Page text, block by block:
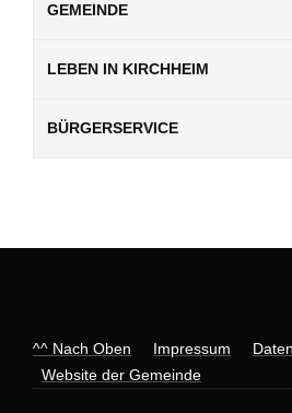
GEMEINDE
LEBEN IN KIRCHHEIM
BÜRGERSERVICE
^^ Nach Oben Impressum
Website der Gemeinde